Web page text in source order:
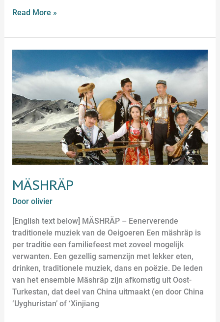
Read More »
MÄSHRÄP
Doorolivier
[English text below] MÄSHRÄP – Eenerverende
traditionele muziek van de Oeigoeren Een mäshräp is
per traditie een familiefeest met zoveel mogelijk
verwanten. Een gezellig samenzijn met lekker eten,
drinken, traditionele muziek, dans en poëzie. De leden
van het ensemble Mäshräp zijn afkomstig uit Oost-
Turkestan, dat deel van China uitmaakt (en door China
‘Uyghuristan’ of ‘Xinjiang